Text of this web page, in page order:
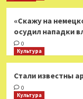
«Скажу на
осудил нападки
0
Культура
Стали известны
0
Культура